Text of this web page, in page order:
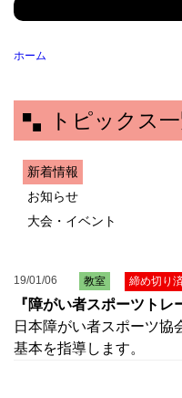
ホーム
トピックス
新着情報
お知らせ
大会・イベント
19/01/06 教室 締め切り
『障がい者スポーツトレ
日本障がい者スポーツ協
基本を指導します。